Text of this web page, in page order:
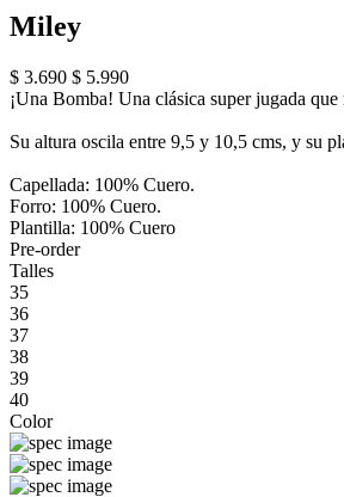
Miley
$ 3.690 $ 5.990
¡Una Bomba! Una clásica super jugada
Su altura oscila entre 9,5 y 10,5 cms, y su
Capellada: 100% Cuero.
Forro: 100% Cuero.
Plantilla: 100% Cuero
Pre-order
Talles
35
36
37
38
39
40
Color